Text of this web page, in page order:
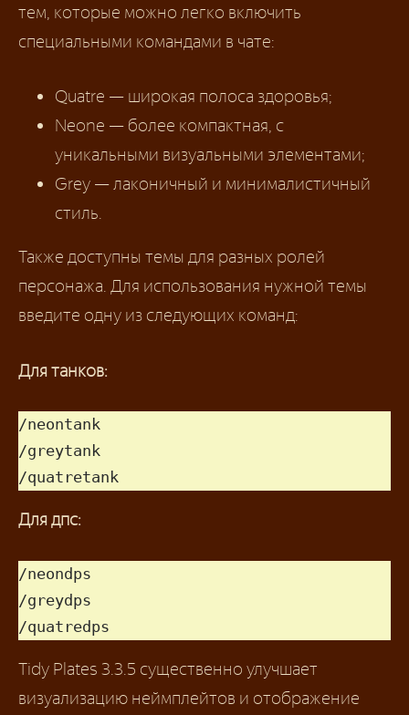
тем, которые можно легко включить
специальными командами в чате:
Quatre — широкая полоса здоровья;
Neone — более компактная, с
уникальными визуальными элементами;
Grey — лаконичный и минималистичный
стиль.
Также доступны темы для разных ролей
персонажа. Для использования нужной темы
введите одну из следующих команд:
Для танков:
/neontank
/greytank
/quatretank
Для дпс:
/neondps
/greydps
/quatredps
Tidy Plates 3.3.5 существенно улучшает
визуализацию неймплейтов и отображение